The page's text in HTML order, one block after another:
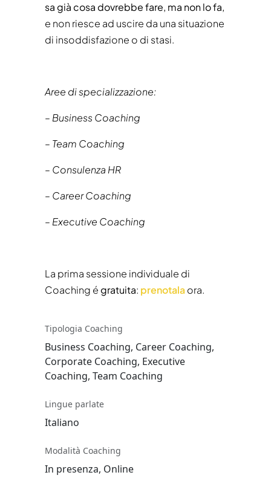
sa già cosa dovrebbe fare, ma non lo fa,
e non riesce ad uscire da una situazione
di insoddisfazione o di stasi.
Aree di specializzazione:
– Business Coaching
– Team Coaching
– Consulenza HR
– Career Coaching
– Executive Coaching
La prima sessione individuale di
Coaching égratuita: prenotalaora.
Tipologia Coaching
Business Coaching, Career Coaching,
Corporate Coaching, Executive
Coaching, Team Coaching
Lingue parlate
Italiano
Modalità Coaching
In presenza, Online